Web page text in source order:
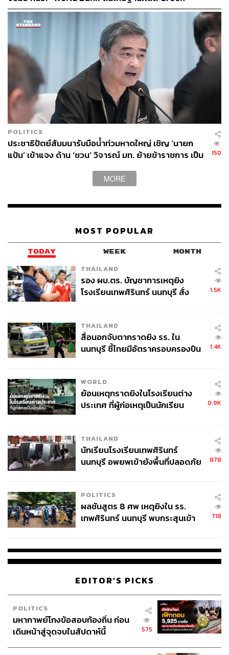
Supply Chain
POLITICS
ประชาธิปัตย์สัมมนารับมือน้ำท่วมหาดใหญ่ เชิญ ‘นายก
แป้น’ เข้าแจง ด้าน ‘ชวน’ วิจารณ์ มท. ย้ายข้าราชการ เป็น
150
MORE
MOST POPULAR
TODAY WEEK MONTH
THAILAND
รอง ผบ.ตร. บัญชาการเหตุยิง
โรงเรียนเทพศิรินทร์ นนทบุรี สั่ง
1.5K
THAILAND
สื่อนอกจับตากราดยิง รร. ใน
นนทบุรี ชี้ไทยมีอัตราครอบครองปืน
1.4K
WORLD
ย้อนเหตุกราดยิงในโรงเรียนต่าง
ประเทศ ที่ผู้ก่อเหตุเป็นนักเรียน
0.9K
THAILAND
นักเรียนโรงเรียนเทพศิรินทร์
นนทบุรี อพยพเข้ายังพื้นที่ปลอดภัย
878
POLITICS
ผลชันสูตร 8 ศพ เหตุยิงใน รร.
เทพศิรินทร์ นนทบุรี พบกระสุนเข้า
718
EDITOR'S PICKS
POLITICS
มหากาพย์โกงข้อสอบท้องถิ่น ก่อน
เดินหน้าสู่จุดจบในสัปดาห์นี้
575